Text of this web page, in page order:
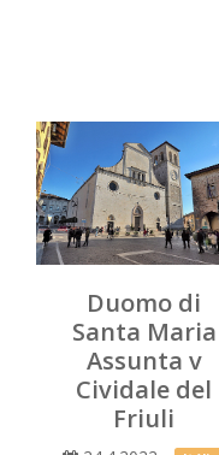
Duomo di
Santa Maria
Assunta v
Cividale del
Friuli